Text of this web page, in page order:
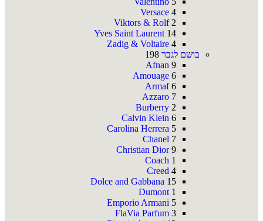
Versace 4
Viktors & Rolf 2
Yves Saint Laurent 14
Zadig & Voltaire 4
בושם לגבר 198
Afnan 9
Amouage 6
Armaf 6
Azzaro 7
Burberry 2
Calvin Klein 6
Carolina Herrera 5
Chanel 7
Christian Dior 9
Coach 1
Creed 4
Dolce and Gabbana 15
Dumont 1
Emporio Armani 5
FlaVia Parfum 3